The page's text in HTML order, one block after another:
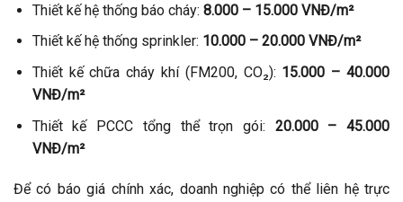
Thiết kế hệ thống báo cháy: 8.000 – 15.000 VNĐ/m²
Thiết kế hệ thống sprinkler: 10.000 – 20.000 VNĐ/m²
Thiết kế chữa cháy khí (FM200, CO₂): 15.000 – 40.000
VNĐ/m²
Thiết kế PCCC tổng thể trọn gói: 20.000 – 45.000
VNĐ/m²
Để có báo giá chính xác, doanh nghiệp có thể liên hệ trực